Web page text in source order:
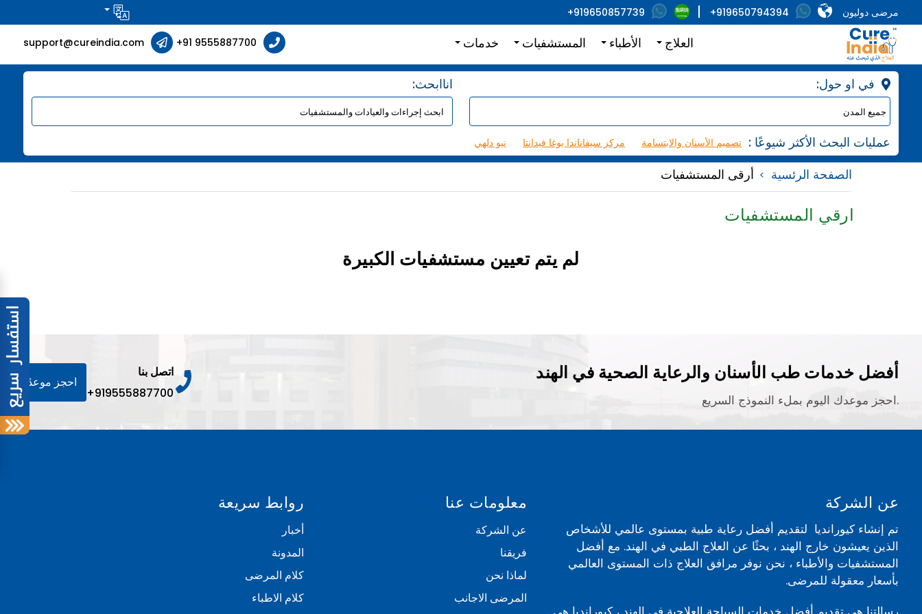
مرضى دوليون +919650794394
+919650857739
العلاج الأطباء المستشفيات خدمات support@cureindia.com +91 9555887700
:اناابحث
: عمليات البحث الأكثر شيوعًا نيو دلهي مركز سيفاناندا يوغا فيدانتا تصميم الأسنان والابتسامة
الصفحة الرئسية أرقى المستشفيات
ارقي المستشفيات
لم يتم تعيين مستشفيات الكبيرة
أفضل خدمات طب الأسنان والرعاية الصحية في الهند
احجز موعدك اليوم بملء النموذج السريع.
اتصل بنا
+919555887700
احجز موعدًا
عن الشركة
تم إنشاء كيورانديا لتقديم أفضل رعاية طبية بمستوى عالمي للأشخاص
الذين يعيشون خارج الهند ، بحثًا عن العلاج الطبي في الهند. مع أفضل
المستشفيات والأطباء ، نحن نوفر مرافق العلاج ذات المستوى العالمي
بأسعار معقولة للمرضى.
معلومات عنا
عن الشركة
فريقنا
لماذا نحن
المرضى الاجانب
روابط سريعة
أخبار
المدونة
كلام المرضى
كلام الاطباء